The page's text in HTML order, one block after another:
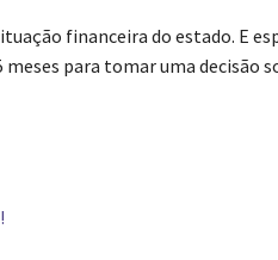
financeira do estado. E
para tomar uma decisão